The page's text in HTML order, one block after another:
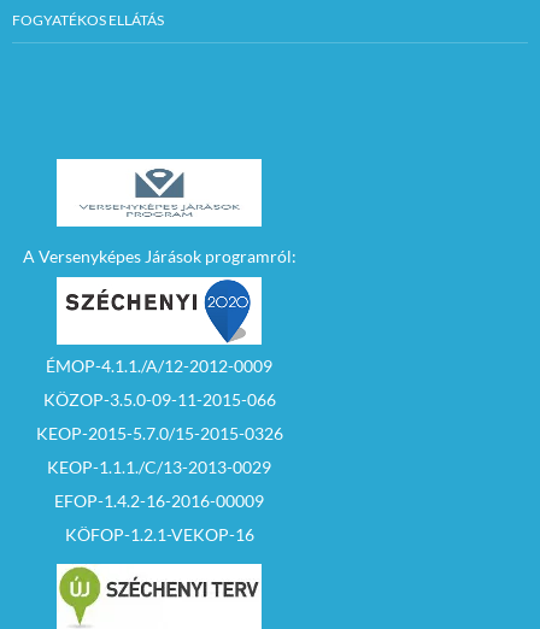
FOGYATÉKOS ELLÁTÁS
A Versenyképes Járások programról:
ÉMOP-4.1.1./A/12-2012-0009
KÖZOP-3.5.0-09-11-2015-066
KEOP-2015-5.7.0/15-2015-0326
KEOP-1.1.1./C/13-2013-0029
EFOP-1.4.2-16-2016-00009
KÖFOP-1.2.1-VEKOP-16